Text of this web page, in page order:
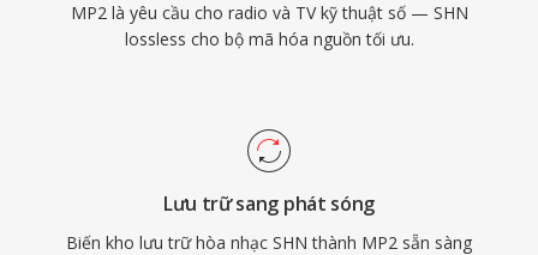
đã ăn sâu trên khắp các khung phát sóng Châu
Âu và Châu Á.
MP2 là yêu cầu cho radio và TV kỹ thuật số — SHN
lossless cho bộ mã hóa nguồn tối ưu.
Lưu trữ sang phát sóng
Biến kho lưu trữ hòa nhạc SHN thành MP2 sẵn sàng